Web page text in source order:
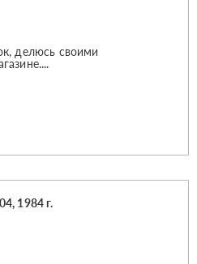
делюсь своими
1984 г.